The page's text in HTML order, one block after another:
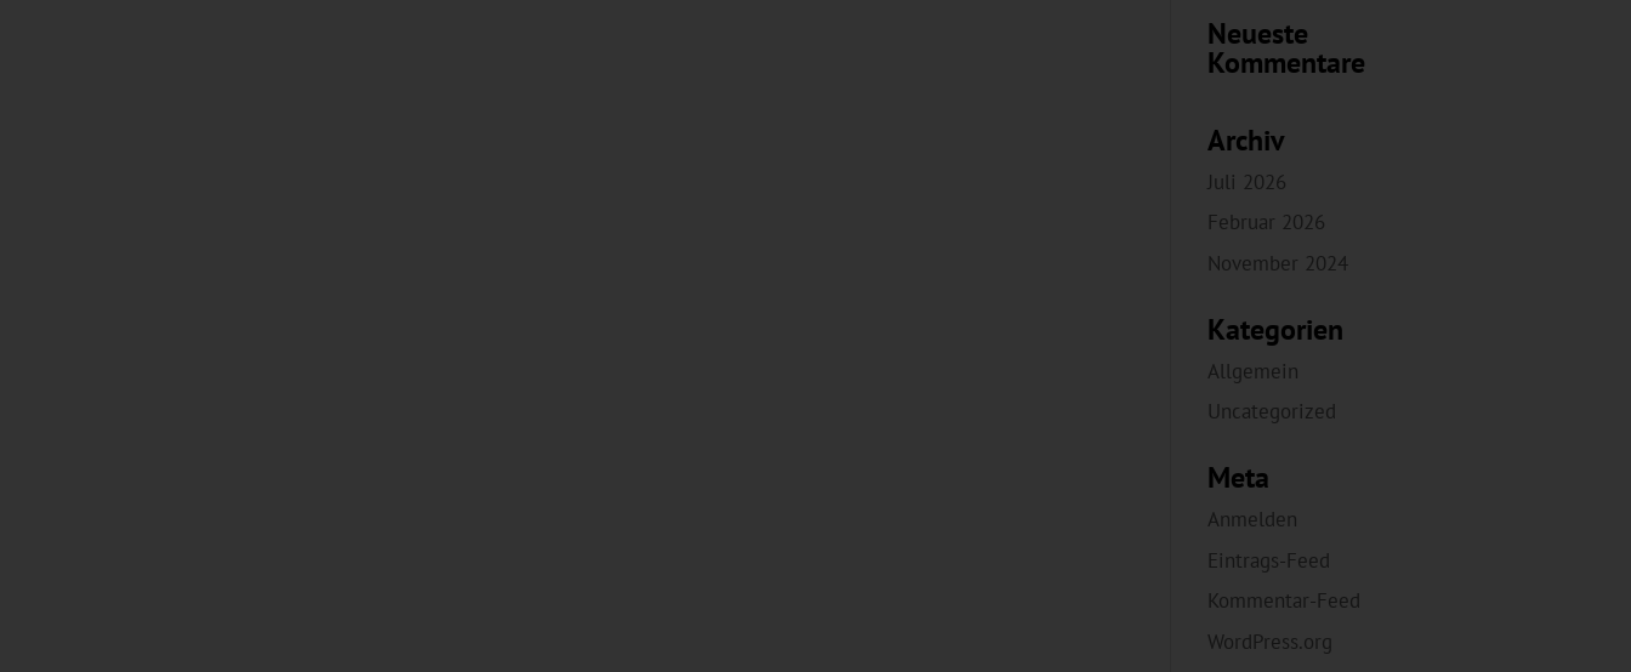
Neueste
Kommentare
Archiv
Juli 2026
Februar 2026
November 2024
Kategorien
Allgemein
Uncategorized
Meta
Anmelden
Eintrags-Feed
Kommentar-Feed
WordPress.org